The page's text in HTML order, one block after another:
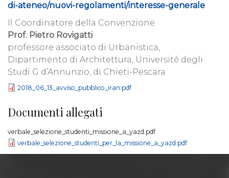
di-ateneo/nuovi-regolamenti/interesse-generale
Il Coordinatore della Convenzione
Prof. Pietro Rovigatti
professore associato di Urbanistica,
Dipartimento di Architettura, Université degli
Studi G d’Annunzio, di Chieti-Pescara
2018_06_13_avviso_pubblico_iran.pdf
Documenti allegati
verbale_selezione_studenti_missione_a_yazd.pdf
verbale_selezione_studenti_per_la_missione_a_yazd.pdf